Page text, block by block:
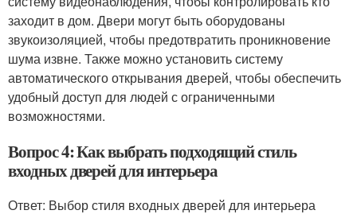
заходит в дом. Двери могут быть оборудованы
звукоизоляцией, чтобы предотвратить проникновение
шума извне. Также можно установить систему
автоматического открывания дверей, чтобы обеспечить
удобный доступ для людей с ограниченными
возможностями.
Вопрос 4: Как выбрать подходящий стиль
входных дверей для интерьера
Ответ: Выбор стиля входных дверей для интерьера